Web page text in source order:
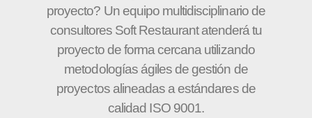
proyecto? Un equipo multidisciplinario de
consultores Soft Restaurant atenderá tu
proyecto de forma cercana utilizando
metodologías ágiles de gestión de
proyectos alineadas a estándares de
calidad ISO 9001.